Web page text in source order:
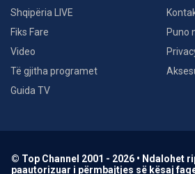
Shqipëria LIVE
Fiks Fare
Video
Të gjitha programet
Guida TV
Puno
© Top Channel 2001 - 2026 • Ndalohet
paautorizuar i përmbajtjes së kësaj